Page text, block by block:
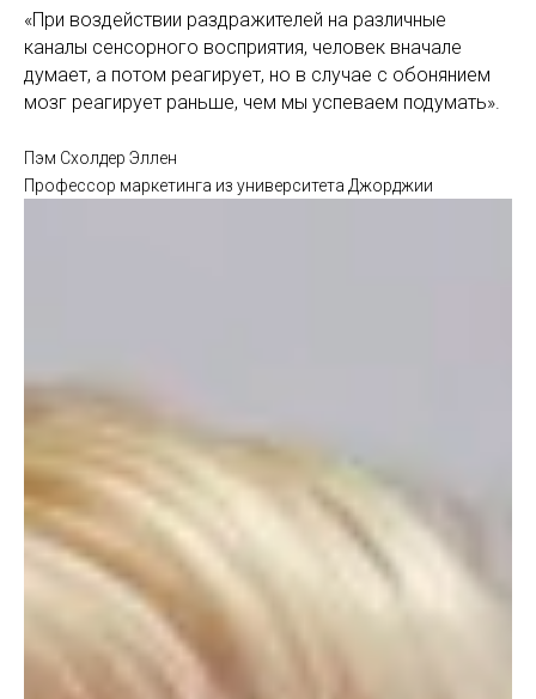
«При воздействии раздражителей на различные
каналы сенсорного восприятия, человек вначале
думает, а потом реагирует, но в случае с обонянием
мозг реагирует раньше, чем мы успеваем подумать».
Пэм Схолдер Эллен
Профессор маркетинга из университета Джорджии